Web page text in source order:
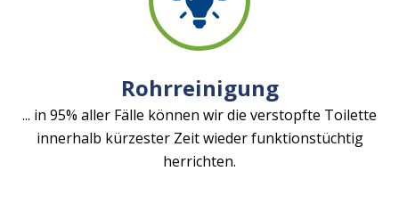
Rohrreinigung
... in 95% aller Fälle können wir die verstopfte Toilette
innerhalb kürzester Zeit wieder funktionstüchtig
herrichten.